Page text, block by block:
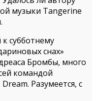
музыки Tan­ger­ine
субботнему
снах»
Бромбы, много
командой
Разумеется, с